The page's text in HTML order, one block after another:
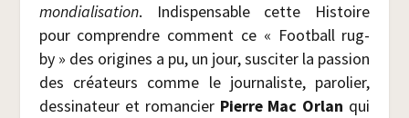
mon­dia­li­sa­tion. Indis­pen­sable cette His­toire
pour com­prendre com­ment ce « Foot­ball rug­
by » des ori­gines a pu, un jour, sus­ci­ter la pas­sion
des créa­teurs comme le jour­na­liste, paro­lier,
des­si­na­teur et roman­cier Pierre Mac Orlan qui